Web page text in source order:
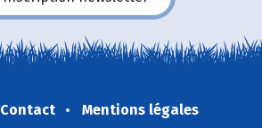
Contact
Mentions légales